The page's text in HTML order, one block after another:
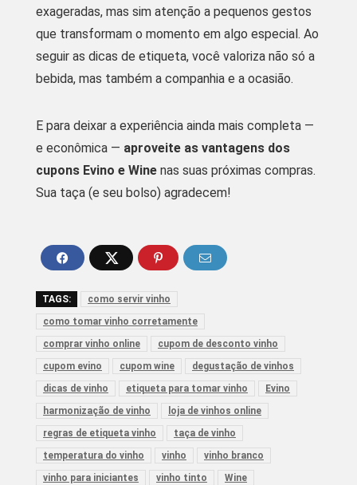
exageradas, mas sim atenção a pequenos gestos
que transformam o momento em algo especial. Ao
seguir as dicas de etiqueta, você valoriza não só a
bebida, mas também a companhia e a ocasião.
E para deixar a experiência ainda mais completa —
e econômica — aproveite as vantagens dos
cupons Evino e Wine nas suas próximas compras.
Sua taça (e seu bolso) agradecem!
TAGS:
como servir vinho
como tomar vinho corretamente
comprar vinho online
cupom de desconto vinho
cupom evino
cupom wine
degustação de vinhos
dicas de vinho
etiqueta para tomar vinho
Evino
harmonização de vinho
loja de vinhos online
regras de etiqueta vinho
taça de vinho
temperatura do vinho
vinho
vinho branco
vinho para iniciantes
vinho tinto Wine